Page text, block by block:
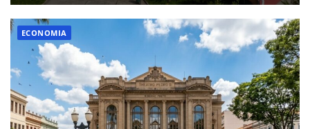
ECONOMIA